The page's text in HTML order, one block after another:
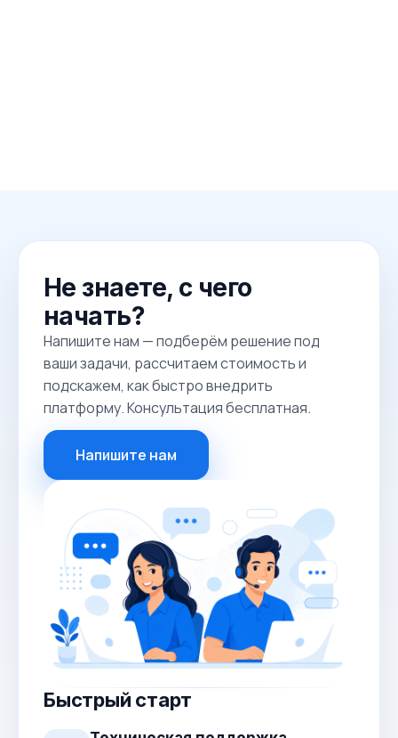
Не знаете, с чего
начать?
Напишите нам — подберём решение под
ваши задачи, рассчитаем стоимость и
подскажем, как быстро внедрить
платформу. Консультация бесплатная.
Напишите нам
Быстрый старт